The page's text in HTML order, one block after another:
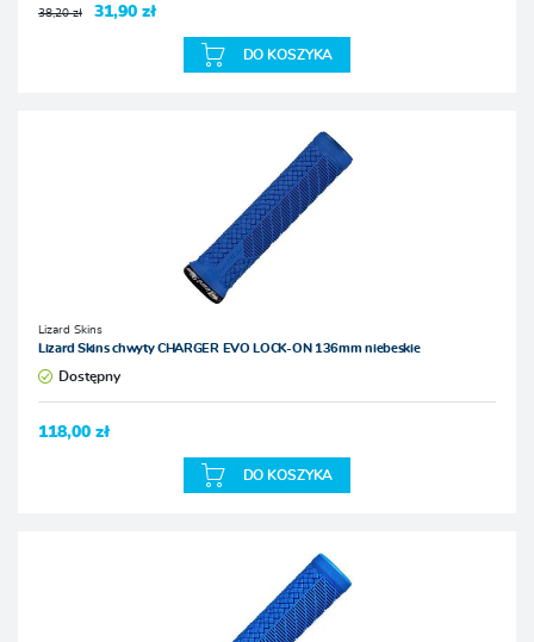
38,20 zł 31,90 zł
DO KOSZYKA
Lizard Skins
Lizard Skins chwyty CHARGER EVO LOCK-ON 136mm niebeskie
Dostępny
118,00 zł
DO KOSZYKA